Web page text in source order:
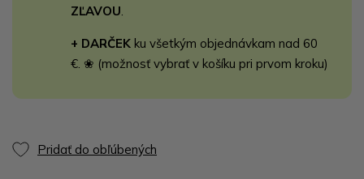
ZĽAVOU
+ DARČEK ku všetkým objednávkam nad 60
€. ❀ (možnosť vybrať v košíku pri prvom kroku)
Pridať do obľúbených